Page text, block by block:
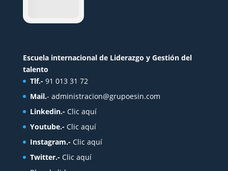
Escuela internacional de Liderazgo y Gestión del
talento
Tlf.- 91 013 31 72
Mail.- administracion@grupoesin.com
Linkedin.- Clic aquí
Youtube.- Clic aquí
Instagram.- Clic aquí
Twitter.- Clic aquí